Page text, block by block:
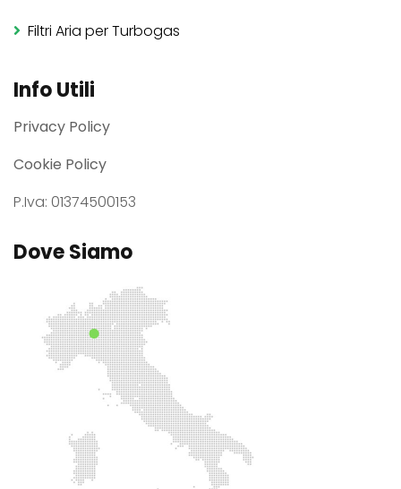
Filtri Aria per Turbogas
Info Utili
Privacy Policy
Cookie Policy
P.Iva: 01374500153
Dove Siamo